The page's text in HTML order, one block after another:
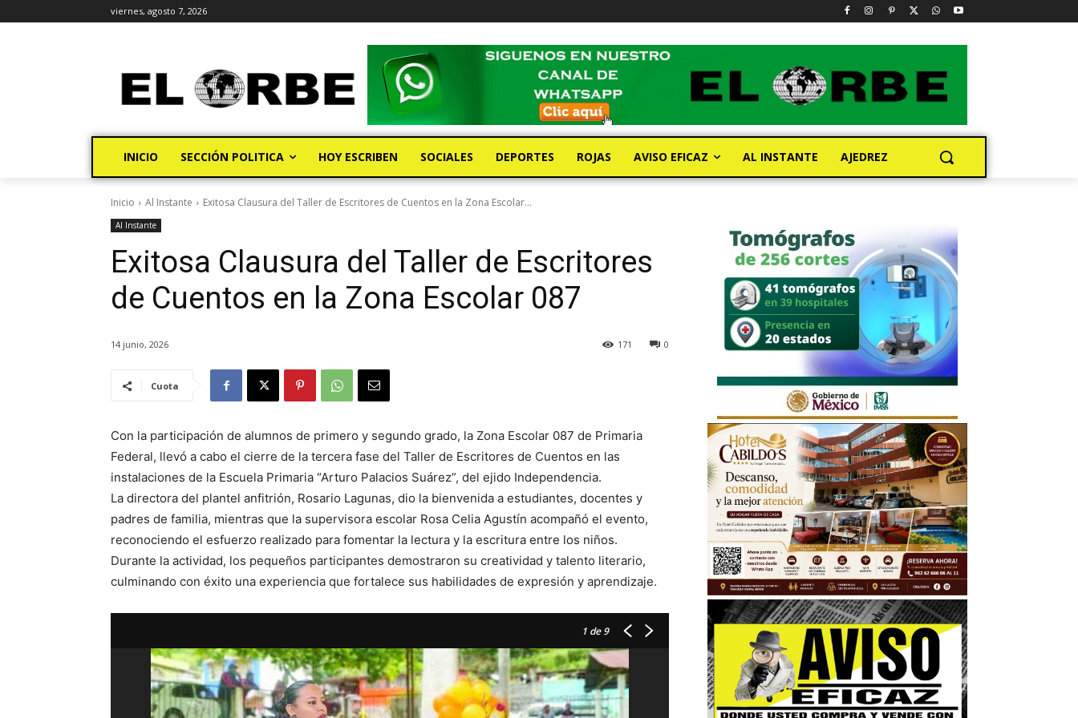
viernes, agosto 7, 2026
INICIO SECCIÓN POLITICA HOY ESCRIBEN SOCIALES DEPORTES ROJAS AVISO EFICAZ AL INSTANTE AJEDREZ
Inicio Al Instante Exitosa Clausura del Taller de Escritores de Cuentos en la Zona Escolar...
Al Instante
Exitosa Clausura del Taller de Escritores
de Cuentos en la Zona Escolar 087
14 junio, 2026 0
171
Cuota
Con la participación de alumnos de primero y segundo grado, la Zona Escolar 087 de Primaria
Federal, llevó a cabo el cierre de la tercera fase del Taller de Escritores de Cuentos en las
instalaciones de la Escuela Primaria “Arturo Palacios Suárez”, del ejido Independencia.
La directora del plantel anfitrión, Rosario Lagunas, dio la bienvenida a estudiantes, docentes y
padres de familia, mientras que la supervisora escolar Rosa Celia Agustín acompañó el evento,
reconociendo el esfuerzo realizado para fomentar la lectura y la escritura entre los niños.
Durante la actividad, los pequeños participantes demostraron su creatividad y talento literario,
culminando con éxito una experiencia que fortalece sus habilidades de expresión y aprendizaje.
1 de 9